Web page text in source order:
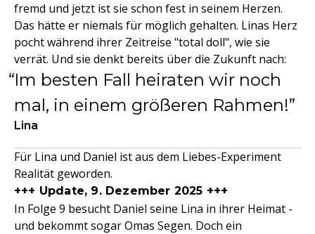
fremd und jetzt ist sie schon fest in seinem Herzen.
Das hätte er niemals für möglich gehalten. Linas Herz
pocht während ihrer Zeitreise "total doll", wie sie
verrät. Und sie denkt bereits über die Zukunft nach:
Im besten Fall heiraten wir noch
mal, in einem größeren Rahmen!
Lina
Für Lina und Daniel ist aus dem Liebes-Experiment
Realität geworden.
+++ Update, 9. Dezember 2025 +++
In Folge 9 besucht Daniel seine Lina in ihrer Heimat -
und bekommt sogar Omas Segen. Doch ein